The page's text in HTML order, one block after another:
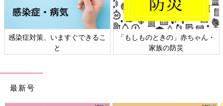
感染症対策、いますぐできるこ
と
「もしものときの」赤ちゃん・
家族の防災
最新号